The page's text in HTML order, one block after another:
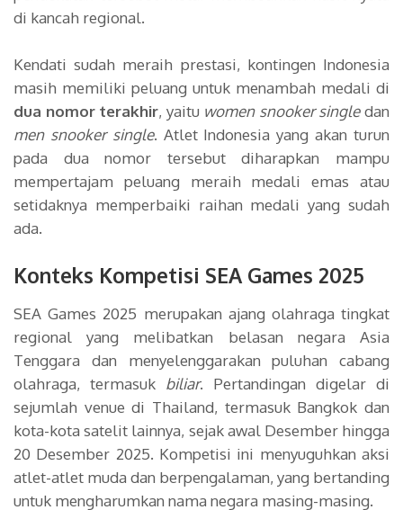
di kancah regional.
Kendati sudah meraih prestasi, kontingen Indonesia
masih memiliki peluang untuk menambah medali di
dua nomor terakhir, yaitu women snooker singledan
men snooker single. Atlet Indonesia yang akan turun
pada dua nomor tersebut diharapkan mampu
mempertajam peluang meraih medali emas atau
setidaknya memperbaiki raihan medali yang sudah
ada.
Konteks Kompetisi SEA Games 2025
SEA Games 2025 merupakan ajang olahraga tingkat
regional yang melibatkan belasan negara Asia
Tenggara dan menyelenggarakan puluhan cabang
olahraga, termasuk biliar. Pertandingan digelar di
sejumlah venue di Thailand, termasuk Bangkok dan
kota-kota satelit lainnya, sejak awal Desember hingga
20 Desember 2025. Kompetisi ini menyuguhkan aksi
atlet-atlet muda dan berpengalaman, yang bertanding
untuk mengharumkan nama negara masing-masing.